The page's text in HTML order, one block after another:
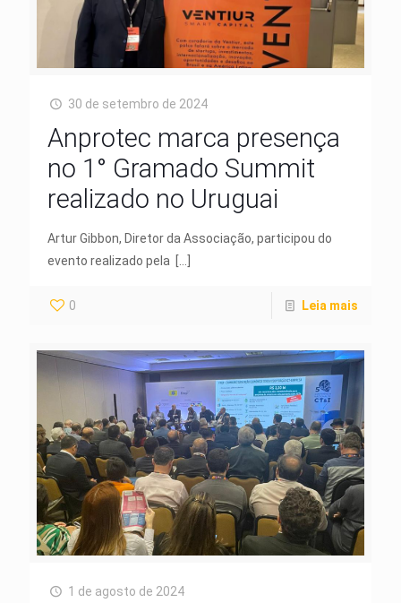
30 de setembro de 2024
Anprotec marca presença
no 1° Gramado Summit
realizado no Uruguai
Artur Gibbon, Diretor da Associação, participou do
evento realizado pela
[…]
0 Leia mais
1 de agosto de 2024